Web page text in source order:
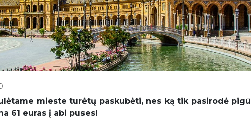
mieste turėtų paskubėti, nes ką tik pasirodė
61 euras į abi puses!